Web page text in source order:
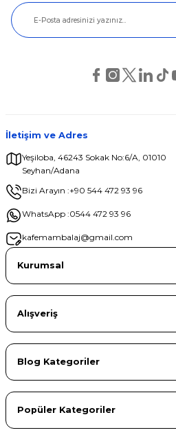
Ürün resmi kalitesiz, bozuk veya
Ürün açıklamasında eksik bilgiler
Bu ürüne benzer farklı alternatifler
İletişim ve Adres
Yeşiloba, 46243 Sokak No:6/A, 01010
Seyhan/Adana
Bizi Arayın :+90 544 472 93 96
WhatsApp :0544 472 93 96
kafemambalaj@gmail.com
Kurumsal
Alışveriş
Blog Kategoriler
Popüler Kategoriler